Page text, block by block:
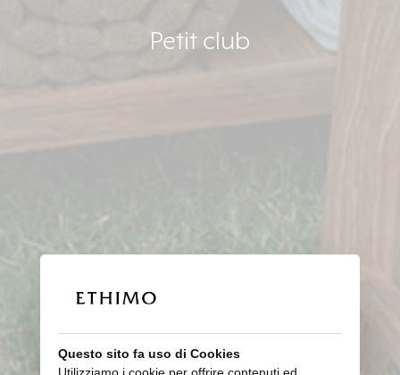
Petit club
Questo sito fa uso di Cookies